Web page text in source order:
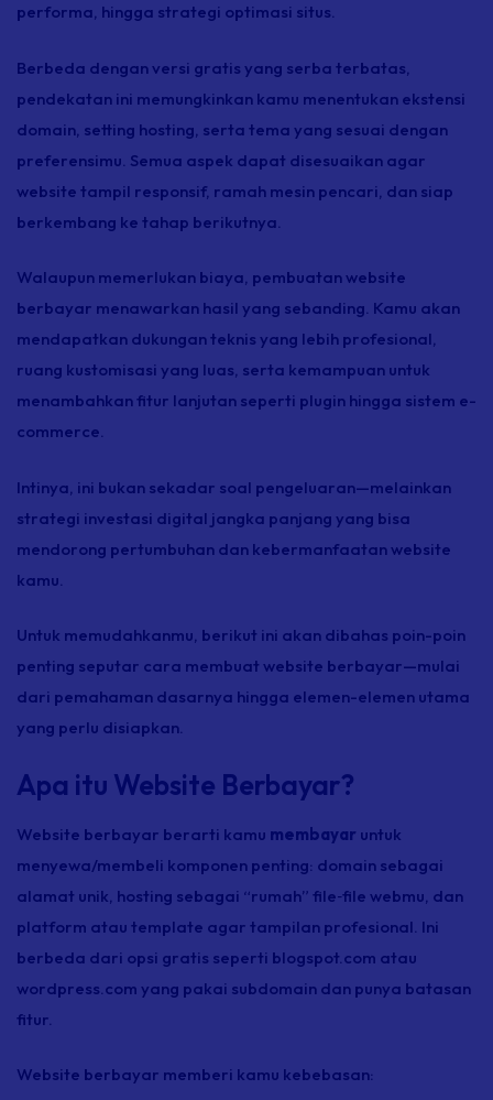
performa, hingga strategi optimasi situs.
Berbeda dengan versi gratis yang serba terbatas,
pendekatan ini memungkinkan kamu menentukan ekstensi
domain, setting hosting , serta tema yang sesuai dengan
preferensimu. Semua aspek dapat disesuaikan agar
website tampil responsif, ramah mesin pencari, dan siap
berkembang ke tahap berikutnya.
Walaupun memerlukan biaya, pembuatan website
berbayar menawarkan hasil yang sebanding. Kamu akan
mendapatkan dukungan teknis yang lebih profesional,
ruang kustomisasi yang luas, serta kemampuan untuk
menambahkan fitur lanjutan seperti plugin hingga sistem e-
commerce.
Intinya, ini bukan sekadar soal pengeluaran—melainkan
strategi investasi digital jangka panjang yang bisa
mendorong pertumbuhan dan kebermanfaatan website
kamu.
Untuk memudahkanmu, berikut ini akan dibahas poin-poin
penting seputar cara membuat website berbayar—mulai
dari pemahaman dasarnya hingga elemen-elemen utama
yang perlu disiapkan.
Apa itu Website Berbayar?
Website berbayar berarti kamu membayar untuk
menyewa/membeli komponen penting: domain sebagai
alamat unik, hosting sebagai “rumah” file‑file webmu, dan
platform atau template agar tampilan profesional. Ini
berbeda dari opsi gratis seperti blogspot.com atau
wordpress.com yang pakai subdomain dan punya batasan
fitur.
Website berbayar memberi kamu kebebasan: